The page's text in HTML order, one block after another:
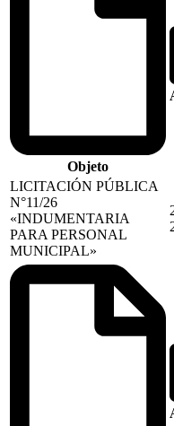
Objeto
LICITACIÓN PÚBLICA
N°11/26
«INDUMENTARIA
PARA PERSONAL
MUNICIPAL»